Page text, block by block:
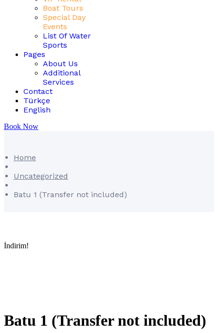
Boat Tours
Special Day
Events
List Of Water
Sports
Pages
About Us
Additional
Services
Contact
Türkçe
English
Book Now
Home
Uncategorized
Batu 1 (Transfer not included)
İndirim!
Batu 1 (Transfer not included)